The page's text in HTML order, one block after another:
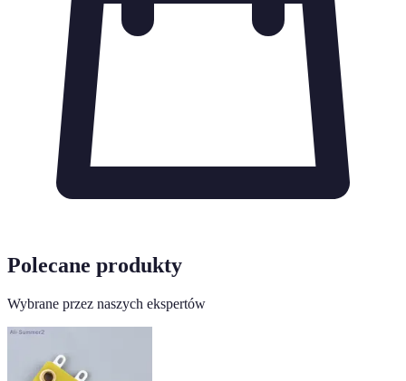
Polecane produkty
Wybrane przez naszych ekspertów